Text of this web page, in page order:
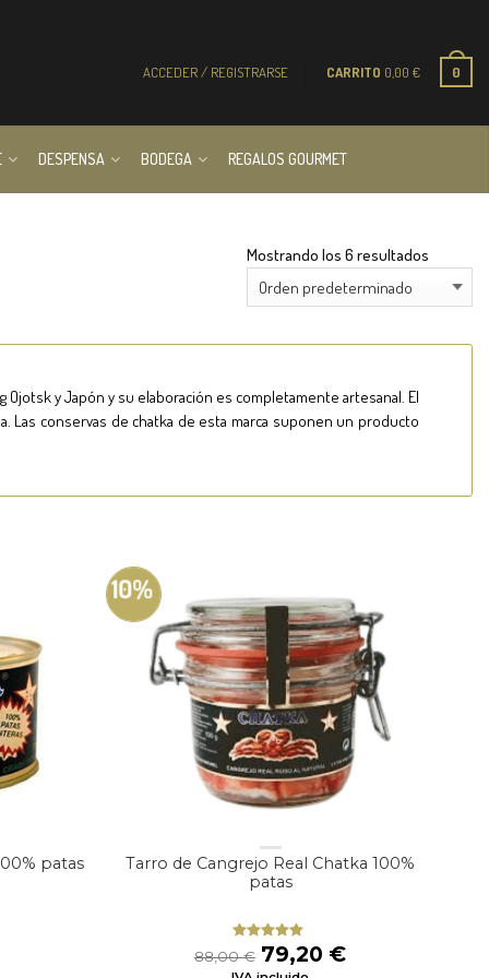
ACCEDER / REGISTRARSE CARRITO 0,00 € 0
DESPENSA BODEGA REGALOS GOURMET
Mostrando los 6 resultados
y Japón y su elaboración es completamente artesanal. El
Las conservas de chatka de esta marca suponen un producto
patas
10%
Tarro de Cangrejo Real Chatka 100%
patas
Valorado
con
5.00de
88,00€ El
79,20 €El